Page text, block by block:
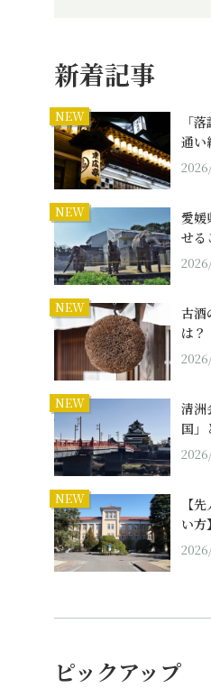
新着記事
NEW
「
通い
NEW
愛媛
せる
NEW
古酒
は
NEW
清洲
国
NEW
【
い
ピックアップ